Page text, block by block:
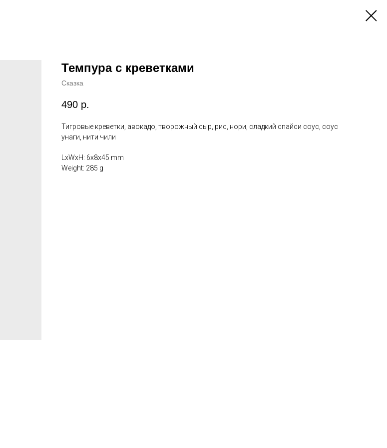
Темпура с креветками
Сказка
490 р.
Тигровые креветки, авокадо, творожный сыр, рис, нори, сладкий спайси соус, соус
унаги, нити чили
LxWxH: 6x8x45 mm
Weight: 285 g